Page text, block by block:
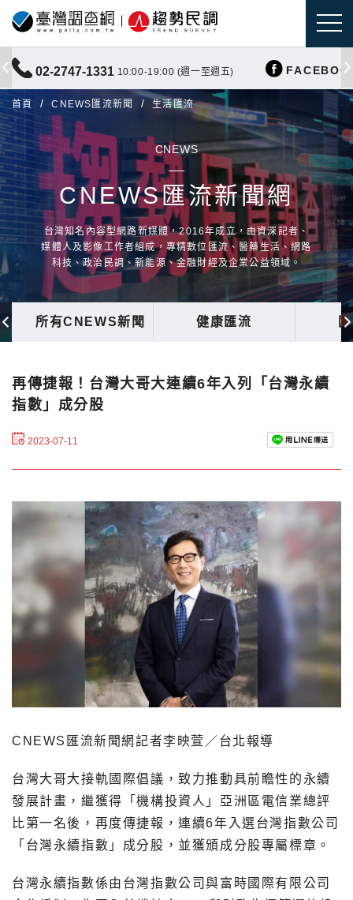
02-2747-1331 10:00-19:00 (週一至週五)
首頁 CNEWS匯流新聞 生活匯流
CNEWS
CNEWS匯流新聞網
台灣知名內容型網路新媒體，2016年成立，由資深記者、
媒體人及影像工作者組成，專精數位匯流、醫藥生活、網路
科技、政治民調、新能源、金融財經及企業公益領域。
所有CNEWS新聞 健康匯流
再傳捷報！台灣大哥大連續6年入列「台灣永續
指數」成分股
2023-07-11
CNEWS匯流新聞網記者李映萱／台北報導
台灣大哥大接軌國際倡議，致力推動具前瞻性的永續
發展計畫，繼獲得「機構投資人」亞洲區電信業總評
比第一名後，再度傳捷報，連續6年入選台灣指數公司
「台灣永續指數」成分股，並獲頒成分股專屬標章。
台灣永續指數係由台灣指數公司與富時國際有限公司